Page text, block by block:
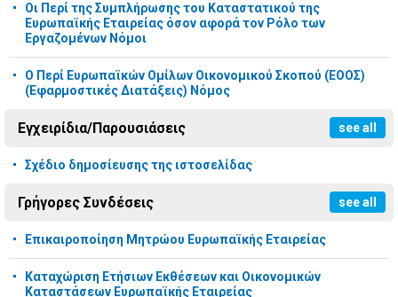
Οι Περί της Συμπλήρωσης του Καταστατικού της
Ευρωπαϊκής Εταιρείας όσον αφορά τον Ρόλο των
Εργαζομένων Νόμοι
Ο Περί Ευρωπαϊκών Ομίλων Οικονομικού Σκοπού (ΕΟΟΣ)
(Εφαρμοστικές Διατάξεις) Νόμος
Εγχειρίδια/Παρουσιάσεις see all
Σχέδιο δημοσίευσης της ιστοσελίδας
Γρήγορες Συνδέσεις see all
Επικαιροποίηση Μητρώου Ευρωπαϊκής Εταιρείας
Καταχώριση Ετήσιων Εκθέσεων και Οικονομικών
Καταστάσεων Ευρωπαϊκής Εταιρείας